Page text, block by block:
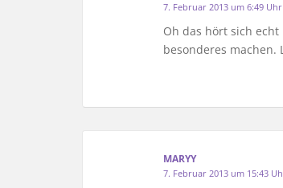
7. Februar 2013 um 6:49 Uhr
Oh das hört sich
besonderes machen.
MARYY
7. Februar 2013 um 15:43